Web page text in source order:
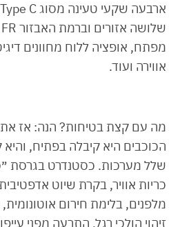
אווירה ועוד.
מה עם קצת בטיחות? הנה: אז
הכוכבים היא קיבלה בפתיח,
שלל מערכות. כסטנדרט בגרסת
כריות אוויר, בקרת שיוט
מלפנים, בלימת חירום
זיהוי הולכי רגל, התרעה מפני